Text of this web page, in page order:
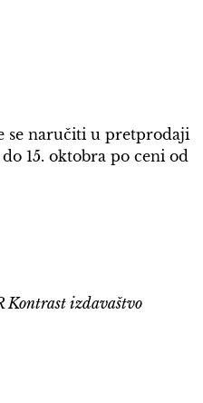
se naručiti u pretprodaji
do 15. oktobra po ceni od
Kontrast izdavaštvo